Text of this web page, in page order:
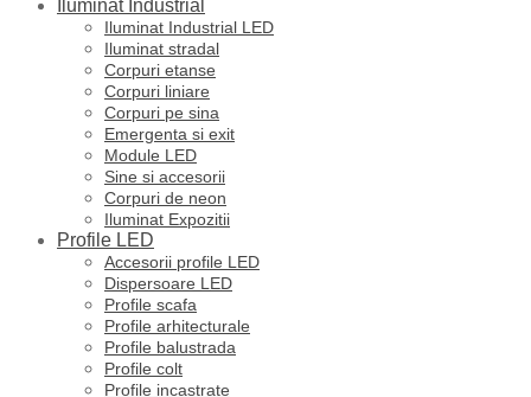
Iluminat Industrial
Iluminat Industrial LED
Iluminat stradal
Corpuri etanse
Corpuri liniare
Corpuri pe sina
Emergenta si exit
Module LED
Sine si accesorii
Corpuri de neon
Iluminat Expozitii
Profile LED
Accesorii profile LED
Dispersoare LED
Profile scafa
Profile arhitecturale
Profile balustrada
Profile colt
Profile incastrate